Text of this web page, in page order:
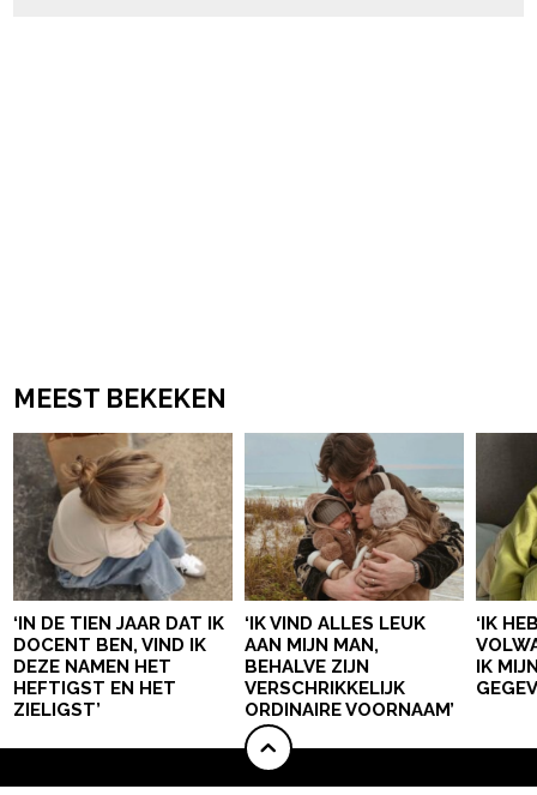
MEEST BEKEKEN
‘IN DE TIEN JAAR DAT IK
DOCENT BEN, VIND IK
DEZE NAMEN HET
HEFTIGST EN HET
ZIELIGST’
‘IK VIND ALLES LEUK
AAN MIJN MAN,
BEHALVE ZIJN
VERSCHRIKKELIJK
ORDINAIRE VOORNAAM’
‘IK
IK